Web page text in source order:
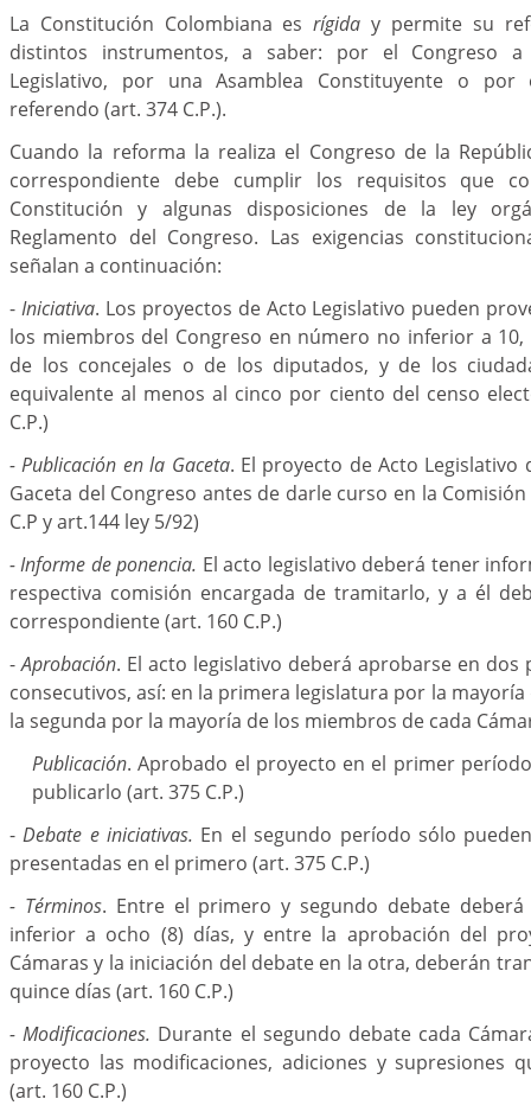
La Constitución Colombiana esrígida y permite su
distintos instrumentos, a saber: por el Congreso
Legislativo, por una Asamblea Constituyente o por
referendo (art. 374 C.P.).
Cuando la reforma la realiza el Congreso de la
correspondiente debe cumplir los requisitos que
Constitución y algunas disposiciones de la ley
Reglamento del Congreso. Las exigencias
señalan a continuación:
- Iniciativa. Los proyectos de Acto Legislativo pueden
los miembros del Congreso en número no inferior a
de los concejales o de los diputados, y de los
equivalente al menos al cinco por ciento del censo
C.P.)
- Publicación en la Gaceta. El proyecto de Acto Legislativo
Gaceta del Congreso antes de darle curso en la
C.P y art.144 ley 5/92)
- Informe de ponencia. El acto legislativo deberá tener
respectiva comisión encargada de tramitarlo, y a él
correspondiente (art. 160 C.P.)
-Aprobación. El acto legislativo deberá aprobarse en
consecutivos, así: en la primera legislatura por la
la segunda por la mayoría de los miembros de cada
Publicación. Aprobado el proyecto en el primer
publicarlo (art. 375 C.P.)
-Debate e iniciativas. En el segundo período sólo
presentadas en el primero (art. 375 C.P.)
- Términos. Entre el primero y segundo debate
inferior a ocho (8) días, y entre la aprobación del
Cámaras y la iniciación del debate en la otra, deberán
quince días (art. 160 C.P.)
- Modificaciones. Durante el segundo debate cada
proyecto las modificaciones, adiciones y supresiones
(art. 160 C.P.)